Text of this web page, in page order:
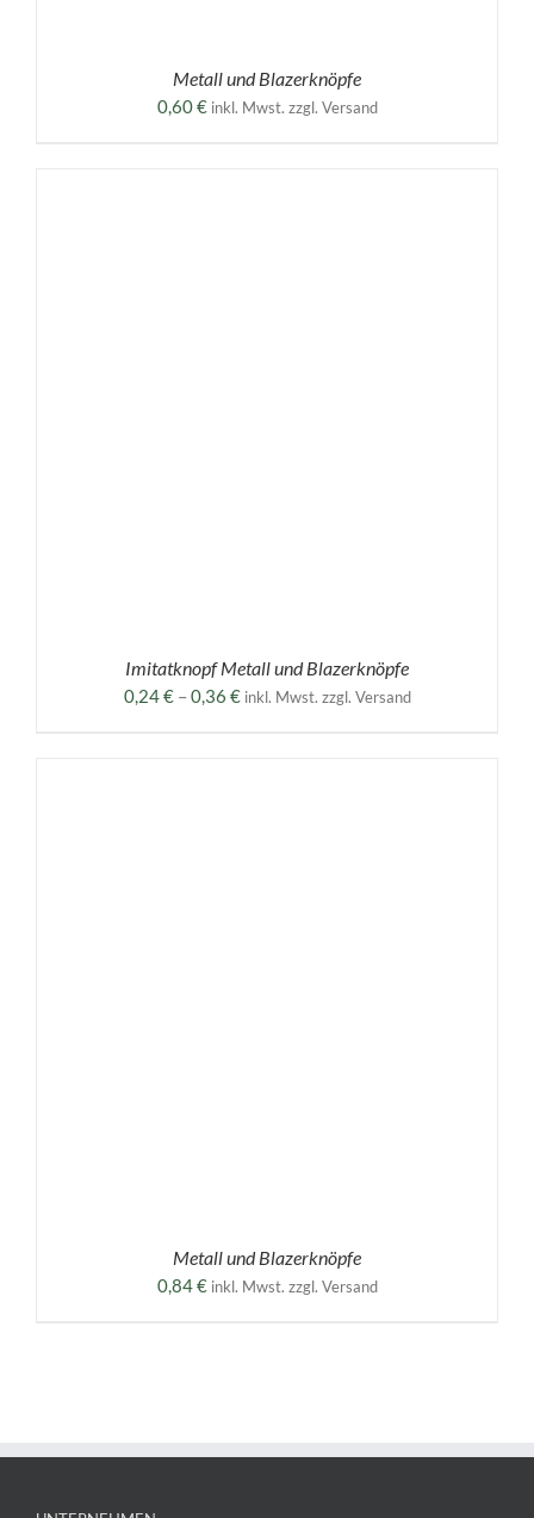
Metall und Blazerknöpfe
0,60€ inkl. Mwst. zzgl. Versand
Imitatknopf Metall und Blazerknöpfe
0,24€ – 0,36 €Preisspanne:
inkl. Mwst. zzgl. Versand
Metall und Blazerknöpfe
0,84€ inkl. Mwst. zzgl. Versand